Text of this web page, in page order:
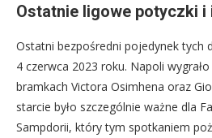
Ostatnie ligowe potyczki
Ostatni bezpośredni pojedynek tych
4 czerwca 2023 roku. Napoli
bramkach Victora Osimhena oraz
starcie było szczególnie ważne dla
Sampdorii, który tym spotkaniem